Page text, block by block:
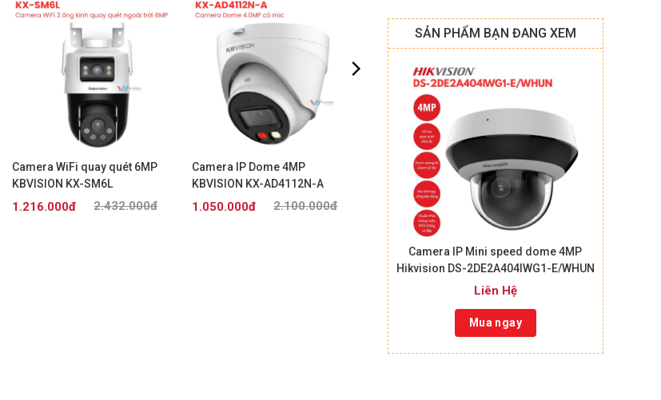
SẢN PHẨM BẠN ĐANG XEM
Camera IP Mini speed dome 4MP
Hikvision DS-2DE2A404IWG1-E/WHUN
Liên Hệ
Mua ngay
Camera WiFi quay quét 6MP
KBVISION KX-SM6L
2.432.000đ
1.216.000đ
Camera IP Dome 4MP
KBVISION KX-AD4112N-A
2.100.000đ
1.050.000đ